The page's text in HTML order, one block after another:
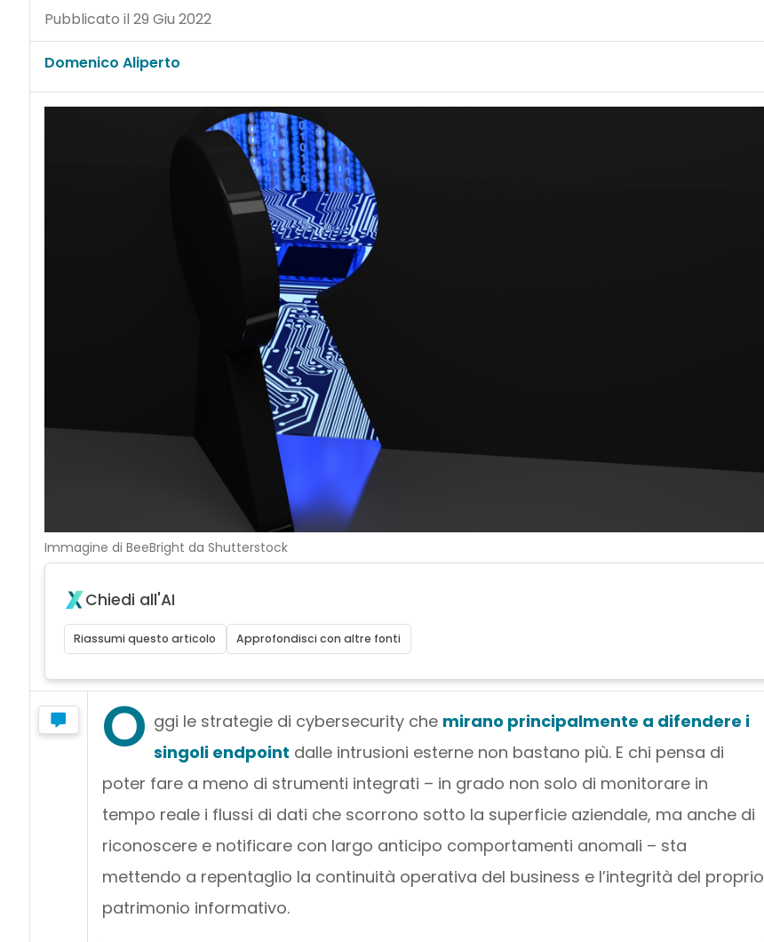
Pubblicato il 29 Giu 2022
Domenico Aliperto
Immagine di BeeBright da Shutterstock
Chiedi all'AI
Riassumi questo articolo Approfondisci con altre fonti
O ggi le strategie di cybersecurity che mirano principalmente a difendere i
singoli endpoint dalle intrusioni esterne non bastano più. E chi pensa di
poter fare a meno di strumenti integrati – in grado non solo di monitorare in
tempo reale i flussi di dati che scorrono sotto la superficie aziendale, ma anche di
riconoscere e notificare con largo anticipo comportamenti anomali – sta
mettendo a repentaglio la continuità operativa del business e l’integrità del proprio
patrimonio informativo.